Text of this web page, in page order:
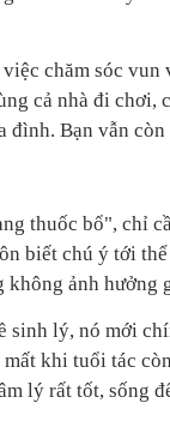
chăm sóc vun
cả nhà đi chơi,
đình. Bạn vẫn còn
thuốc bổ", chỉ
biết chú ý tới
không ảnh hưởng
sinh lý, nó mới
khi tuổi tác
lý rất tốt, sống